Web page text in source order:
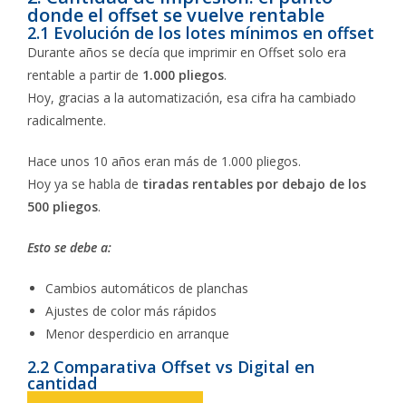
donde el offset se vuelve rentable
2.1 Evolución de los lotes mínimos en offset
Durante años se decía que imprimir en Offset solo era
rentable a partir de 1.000 pliegos.
Hoy, gracias a la automatización, esa cifra ha cambiado
radicalmente.
Hace unos 10 años eran más de 1.000 pliegos.
Hoy ya se habla de tiradas rentables por debajo de los
500 pliegos.
Esto se debe a:
Cambios automáticos de planchas
Ajustes de color más rápidos
Menor desperdicio en arranque
2.2 Comparativa Offset vs Digital en
cantidad